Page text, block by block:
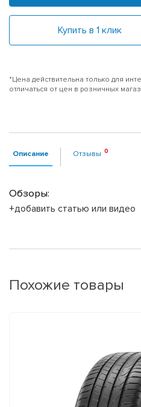
Купить в 1 клик
*Цена действительна только для
отличаться от цен в розничных
Описание Отзывы
Обзоры:
+добавить статью или видео
Похожие товары